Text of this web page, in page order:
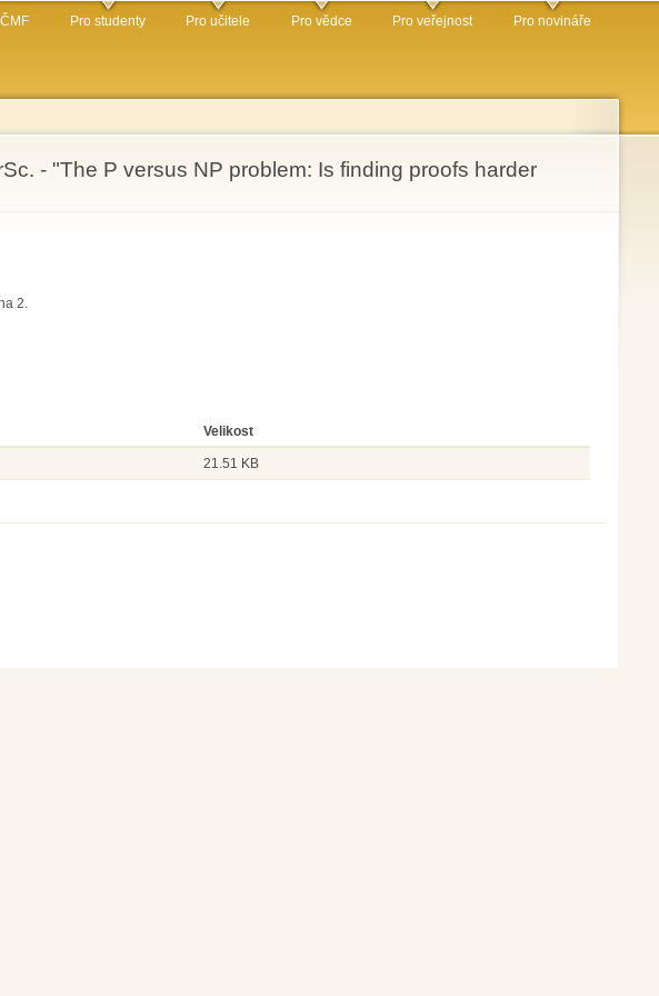
Pro studenty Pro učitele Pro vědce Pro veřejnost Pro novináře
- "The P versus NP problem: Is finding proofs harder
2.
Velikost
21.51 KB